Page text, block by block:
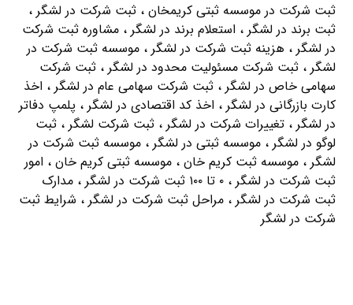
ثبت شرکت در موسسه ثبتی کریمخان ، ثبت شرکت در لشگر ،
ثبت برند در لشگر ، استعلام برند در لشگر ، مشاوره ثبت شرکت
در لشگر ، هزینه ثبت شرکت در لشگر ، موسسه ثبت شرکت در
لشگر ، ثبت شرکت مسئولیت محدود در لشگر ، ثبت شرکت
سهامی خاص در لشگر ، ثبت شرکت سهامی عام در لشگر ، اخذ
کارت بازرگانی در لشگر ، اخذ کد اقتصادی در لشگر ، پلمپ دفاتر
در لشگر ، تغییرات شرکت در لشگر ، ثبت شرکت لشگر ، ثبت
لوگو در لشگر ، موسسه ثبتی در لشگر ، موسسه ثبت شرکت در
لشگر ، موسسه ثبت کریم خان ، موسسه ثبتی کریم خان ، امور
ثبت شرکت در لشگر ، ۰ تا ۱۰۰ ثبت شرکت در لشگر ، مدارک
ثبت شرکت در لشگر ، مراحل ثبت شرکت در لشگر ، شرایط ثبت
شرکت در لشگر